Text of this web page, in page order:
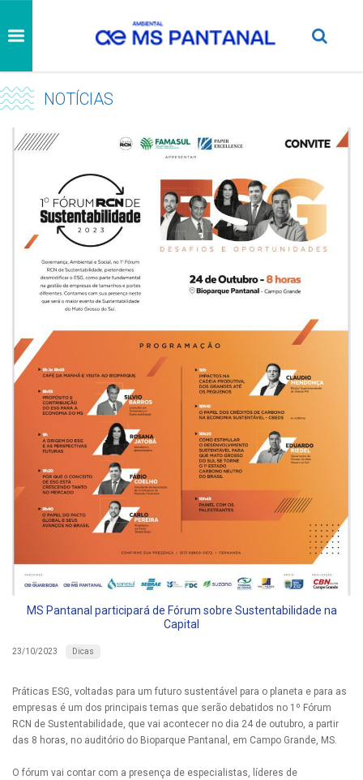
NOTÍCIAS
MS Pantanal participará de Fórum sobre Sustentabilidade na
Capital
23/10/2023 Dicas
Práticas ESG, voltadas para um futuro sustentável para o planeta e para as
empresas é um dos principais temas que serão debatidos no 1º Fórum
RCN de Sustentabilidade, que vai acontecer no dia 24 de outubro, a partir
das 8 horas, no auditório do Bioparque Pantanal, em Campo Grande, MS.
O fórum vai contar com a presença de especialistas, líderes de